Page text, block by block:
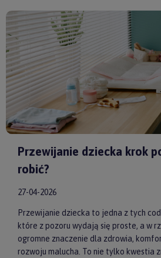
model od sprawdzonych producentów,
HuggimalsczyMembantu
, masz
dziecku bezpieczne i skuteczne
Przewijanie dziecka krok
robić?
27-04-2026
Przewijanie dziecka to jedna z tych
które z pozoru wydają się proste, a w
ogromne znaczenie dla zdrowia,
rozwoju malucha. To nie tylko kwestia